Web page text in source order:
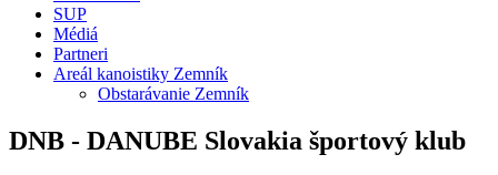
SUP
Médiá
Partneri
Areál kanoistiky Zemník
Obstarávanie Zemník
DNB - DANUBE Slovakia športový klub